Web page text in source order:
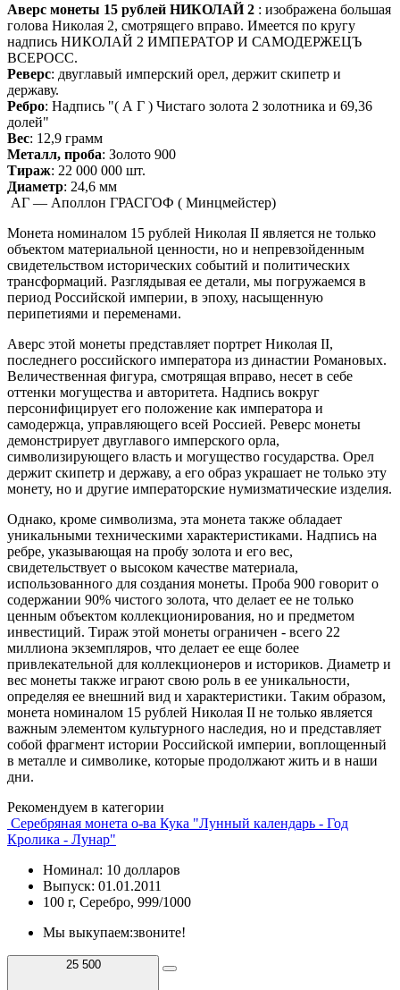
Аверс монеты 15 рублей НИКОЛАЙ 2 : изображена большая
голова Николая 2, смотрящего вправо. Имеется по кругу
надпись НИКОЛАЙ 2 ИМПЕРАТОР И САМОДЕРЖЕЦЪ
ВСЕРОСС.
Реверс: двуглавый имперский орел, держит скипетр и
державу.
Ребро: Надпись "( А Г ) Чистаго золота 2 золотника и 69,36
долей"
Вес: 12,9 грамм
Металл, проба: Золото 900
Тираж: 22 000 000 шт.
Диаметр: 24,6 мм
АГ — Аполлон ГРАСГОФ ( Минцмейстер)
Монета номиналом 15 рублей Николая II является не только
объектом материальной ценности, но и непревзойденным
свидетельством исторических событий и политических
трансформаций. Разглядывая ее детали, мы погружаемся в
период Российской империи, в эпоху, насыщенную
перипетиями и переменами.
Аверс этой монеты представляет портрет Николая II,
последнего российского императора из династии Романовых.
Величественная фигура, смотрящая вправо, несет в себе
оттенки могущества и авторитета. Надпись вокруг
персонифицирует его положение как императора и
самодержца, управляющего всей Россией. Реверс монеты
демонстрирует двуглавого имперского орла,
символизирующего власть и могущество государства. Орел
держит скипетр и державу, а его образ украшает не только эту
монету, но и другие императорские нумизматические изделия.
Однако, кроме символизма, эта монета также обладает
уникальными техническими характеристиками. Надпись на
ребре, указывающая на пробу золота и его вес,
свидетельствует о высоком качестве материала,
использованного для создания монеты. Проба 900 говорит о
содержании 90% чистого золота, что делает ее не только
ценным объектом коллекционирования, но и предметом
инвестиций. Тираж этой монеты ограничен - всего 22
миллиона экземпляров, что делает ее еще более
привлекательной для коллекционеров и историков. Диаметр и
вес монеты также играют свою роль в ее уникальности,
определяя ее внешний вид и характеристики. Таким образом,
монета номиналом 15 рублей Николая II не только является
важным элементом культурного наследия, но и представляет
собой фрагмент истории Российской империи, воплощенный
в металле и символике, которые продолжают жить и в наши
дни.
Рекомендуем в категории
Серебряная монета о-ва Кука "Лунный календарь - Год
Кролика - Лунар"
Номинал: 10 долларов
Выпуск: 01.01.2011
100 г, Серебро, 999/1000
Мы выкупаем:звоните!
25 500